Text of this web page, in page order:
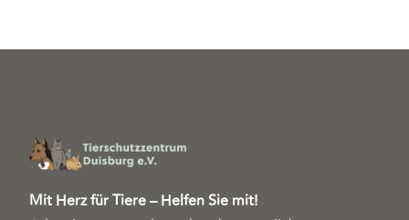
Mit Herz für Tiere – Helfen Sie mit!